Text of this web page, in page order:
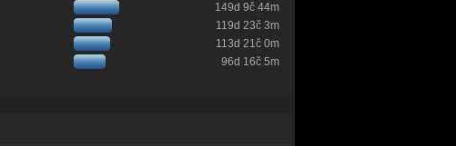
149d 9č 44m
119d 23č 3m
113d 21č 0m
96d 16č 5m